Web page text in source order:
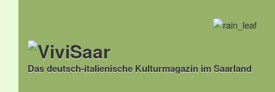
Das deutsch-italienische Kulturmagazin im Saarland